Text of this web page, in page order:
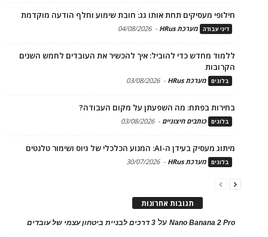
חילופי מעסיקים תחת אותו גג: חובת שימוע וחלף הודעה מוקדמת
דיני עבודה מערכת HRus -
04/08/2026
ללמוד מחדש כדי להוביל: איך להכשיר את העובדים לחמש השנים
הקרובות
בלוגים מערכת HRus -
03/08/2026
בחירות בפתח: מה השפעתן על מקום העבודה?
בלוגים כותבים חיצוניים -
03/08/2026
מיתוג מעסיק בעידן ה-AI: המנוע הכלכלי של גיוס ושימור טלנטים
בלוגים מערכת HRus -
30/07/2026
תגובות אחרונות
Nano Banana 2 Proעל 3 דרכים לבניית ביטחון עצמי של עובדים